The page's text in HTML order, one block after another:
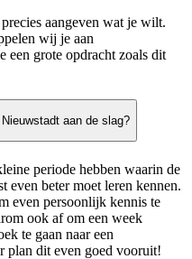
aangeven wat je wilt.
wij je aan
een grote opdracht zoals dit
aan de slag?
periode hebben waarin de
even beter moet leren kennen.
even persoonlijk kennis te
ook af om een week
te gaan naar een
plan dit even goed vooruit!